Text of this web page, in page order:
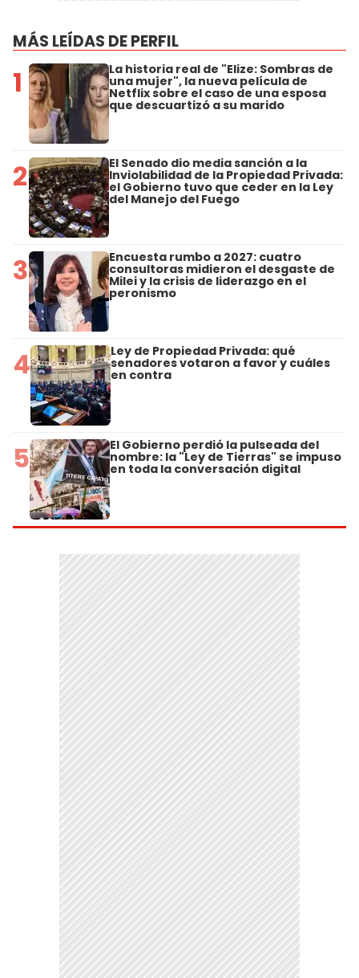
MÁS LEÍDAS DE PERFIL
1 La historia real de "Elize: Sombras de
una mujer", la nueva película de
Netflix sobre el caso de una esposa
que descuartizó a su marido
2 El Senado dio media sanción a la
Inviolabilidad de la Propiedad Privada:
el Gobierno tuvo que ceder en la Ley
del Manejo del Fuego
3 Encuesta rumbo a 2027: cuatro
consultoras midieron el desgaste de
Milei y la crisis de liderazgo en el
peronismo
4 Ley de Propiedad Privada: qué
senadores votaron a favor y cuáles
en contra
5 El Gobierno perdió la pulseada del
nombre: la "Ley de Tierras" se impuso
en toda la conversación digital